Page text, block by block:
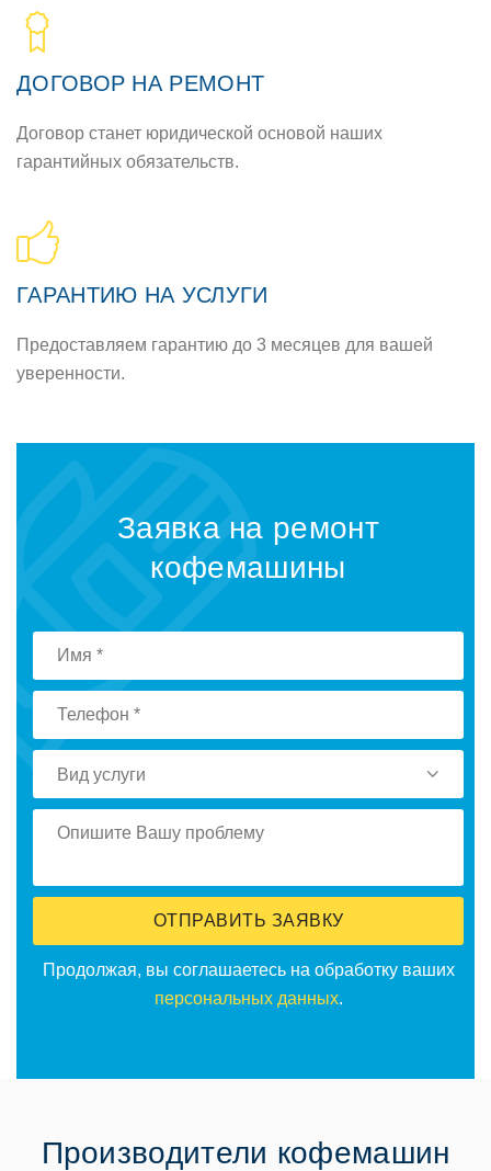
ДОГОВОР НА РЕМОНТ
Договор станет юридической основой наших
гарантийных обязательств.
ГАРАНТИЮ НА УСЛУГИ
Предоставляем гарантию до 3 месяцев для вашей
уверенности.
Заявка на ремонт
кофемашины
Вид услуги
ОТПРАВИТЬ ЗАЯВКУ
Продолжая, вы соглашаетесь на обработку ваших
персональных данных.
Производители кофемашин